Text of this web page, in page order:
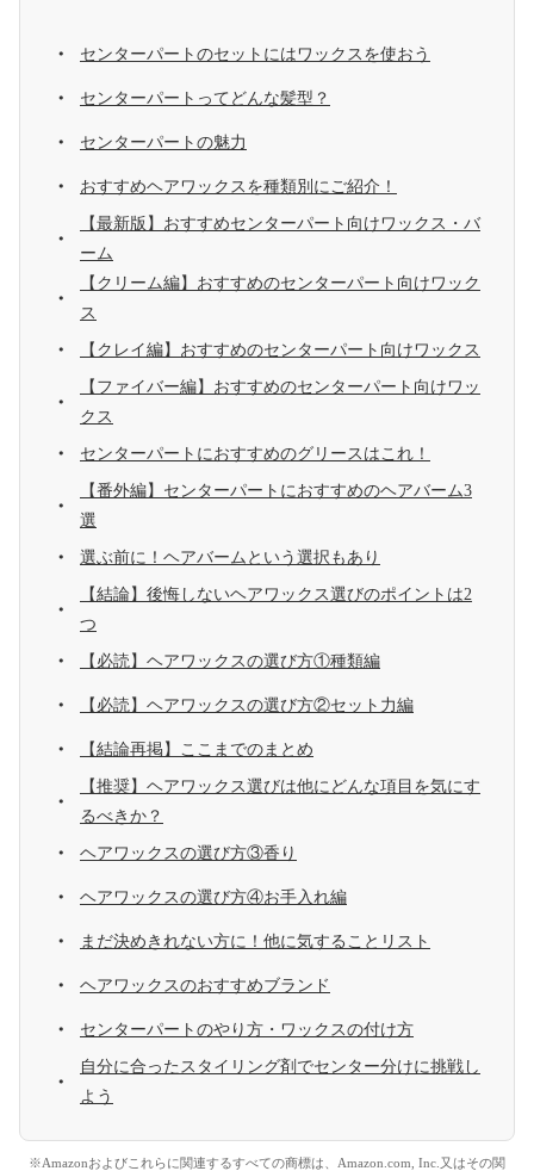
センターパートのセットにはワックスを使おう
センターパートってどんな髪型？
センターパートの魅力
おすすめヘアワックスを種類別にご紹介！
【最新版】おすすめセンターパート向けワックス・バ
ーム
【クリーム編】おすすめのセンターパート向けワック
ス
【クレイ編】おすすめのセンターパート向けワックス
【ファイバー編】おすすめのセンターパート向けワッ
クス
センターパートにおすすめのグリースはこれ！
【番外編】センターパートにおすすめのヘアバーム3
選
選ぶ前に！ヘアバームという選択もあり
【結論】後悔しないヘアワックス選びのポイントは2
つ
【必読】ヘアワックスの選び方①種類編
【必読】ヘアワックスの選び方②セット力編
【結論再掲】ここまでのまとめ
【推奨】ヘアワックス選びは他にどんな項目を気にす
るべきか？
ヘアワックスの選び方③香り
ヘアワックスの選び方④お手入れ編
まだ決めきれない方に！他に気することリスト
ヘアワックスのおすすめブランド
センターパートのやり方・ワックスの付け方
自分に合ったスタイリング剤でセンター分けに挑戦し
よう
※Amazonおよびこれらに関連するすべての商標は、Amazon.com, Inc.又はその関